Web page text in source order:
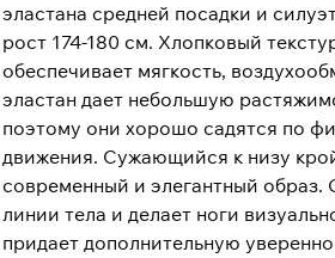
эластана средней посадки и
рост 174-180 см. Хлопковый
обеспечивает мягкость,
эластан дает небольшую
поэтому они хорошо садятся по
движения. Сужающийся к низу
современный и элегантный образ.
линии тела и делает ноги
придает дополнительную